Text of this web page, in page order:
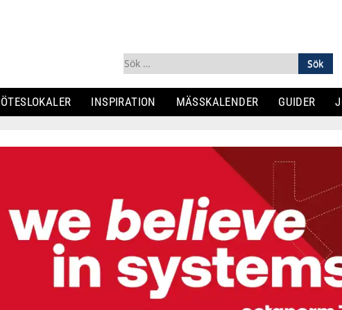
Sök
efter:
INSPIRATION MÄSSKALENDER GUIDER